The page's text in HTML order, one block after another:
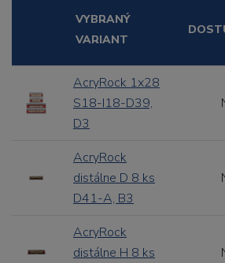
VYBRANÝ
VARIANT
AcryRock 1x28
S18-I18-D39,
D3
AcryRock
distálne D 8 ks
D41-A, B3
AcryRock
distálne H 8 ks